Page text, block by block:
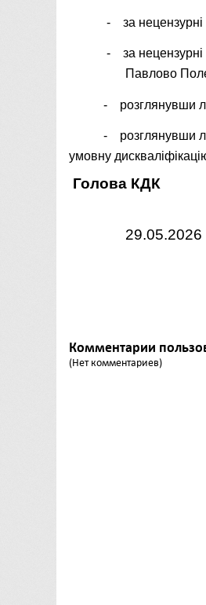
- за
-
за
Павлово
- розглянувши
-
розглянувши
умовну
29.05.2026
Комментарии
(Нет комментариев)